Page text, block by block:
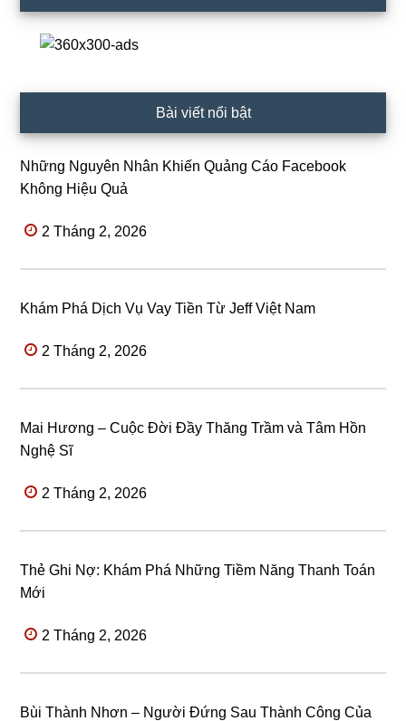
Bài viết nổi bật
Những Nguyên Nhân Khiến Quảng Cáo Facebook
Không Hiệu Quả
2 Tháng 2, 2026
Khám Phá Dịch Vụ Vay Tiền Từ Jeff Việt Nam
2 Tháng 2, 2026
Mai Hương – Cuộc Đời Đầy Thăng Trầm và Tâm Hồn
Nghệ Sĩ
2 Tháng 2, 2026
Thẻ Ghi Nợ: Khám Phá Những Tiềm Năng Thanh Toán
Mới
2 Tháng 2, 2026
Bùi Thành Nhơn – Người Đứng Sau Thành Công Của